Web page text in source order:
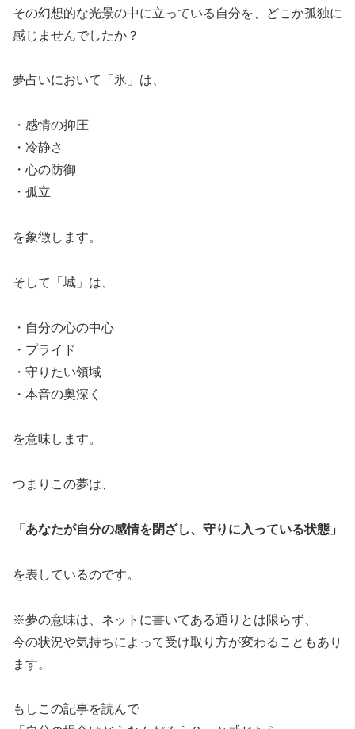
その幻想的な光景の中に立っている自分を、どこか孤独に
感じませんでしたか？
夢占いにおいて「氷」は、
・感情の抑圧
・冷静さ
・心の防御
・孤立
を象徴します。
そして「城」は、
・自分の心の中心
・プライド
・守りたい領域
・本音の奥深く
を意味します。
つまりこの夢は、
「あなたが自分の感情を閉ざし、守りに入っている状態」
を表しているのです。
※夢の意味は、ネットに書いてある通りとは限らず、
今の状況や気持ちによって受け取り方が変わることもあり
ます。
もしこの記事を読んで